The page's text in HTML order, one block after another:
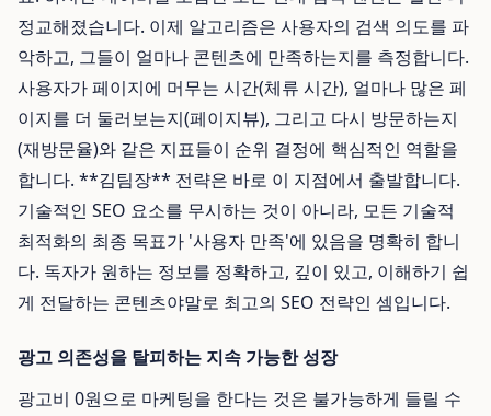
정교해졌습니다. 이제 알고리즘은 사용자의 검색 의도를 파
악하고, 그들이 얼마나 콘텐츠에 만족하는지를 측정합니다.
사용자가 페이지에 머무는 시간(체류 시간), 얼마나 많은 페
이지를 더 둘러보는지(페이지뷰), 그리고 다시 방문하는지
(재방문율)와 같은 지표들이 순위 결정에 핵심적인 역할을
합니다. **김팀장** 전략은 바로 이 지점에서 출발합니다.
기술적인 SEO 요소를 무시하는 것이 아니라, 모든 기술적
최적화의 최종 목표가 '사용자 만족'에 있음을 명확히 합니
다. 독자가 원하는 정보를 정확하고, 깊이 있고, 이해하기 쉽
게 전달하는 콘텐츠야말로 최고의 SEO 전략인 셈입니다.
광고 의존성을 탈피하는 지속 가능한 성장
광고비 0원으로 마케팅을 한다는 것은 불가능하게 들릴 수